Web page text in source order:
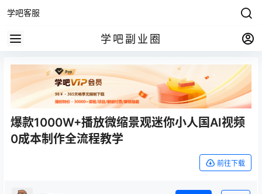
学吧客服
学吧副业圈
爆款1000W+播放微缩景观迷你小人国AI视频
0成本制作全流程教学
前往下载